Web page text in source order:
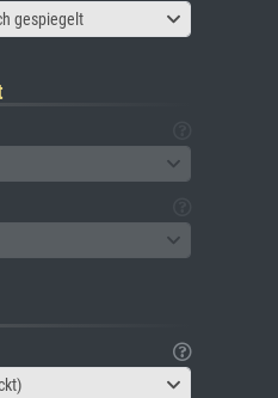
gespiegelt